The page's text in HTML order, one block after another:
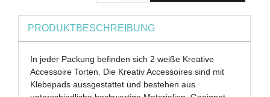
PRODUKTBESCHREIBUNG
In jeder Packung befinden sich 2 weiße Kreative
Accessoire Torten. Die Kreativ Accessoires sind mit
Klebepads aussgestattet und bestehen aus